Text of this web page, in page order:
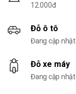
12.000đ
Đỗ ô tô
Đang cập nhật
Đỗ xe máy
Đang cập nhật